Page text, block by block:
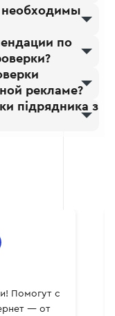
решения и
критерии
ваших
целей,
необходимы
по
рекламе?
підрядника з
и
что